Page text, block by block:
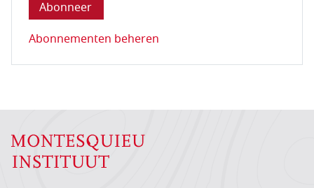
Abonnementen beheren